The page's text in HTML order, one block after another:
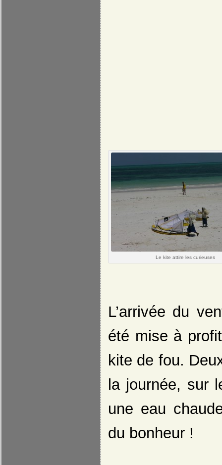
Le kite attire les curieuses
L’arrivée du
été mise à
kite de fou.
la journée, sur
une eau
du bonheur !